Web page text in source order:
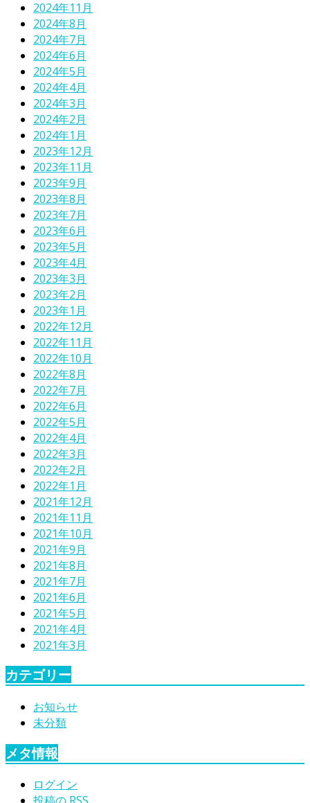
2024年11月
2024年8月
2024年7月
2024年6月
2024年5月
2024年4月
2024年3月
2024年2月
2024年1月
2023年12月
2023年11月
2023年9月
2023年8月
2023年7月
2023年6月
2023年5月
2023年4月
2023年3月
2023年2月
2023年1月
2022年12月
2022年11月
2022年10月
2022年8月
2022年7月
2022年6月
2022年5月
2022年4月
2022年3月
2022年2月
2022年1月
2021年12月
2021年11月
2021年10月
2021年9月
2021年8月
2021年7月
2021年6月
2021年5月
2021年4月
2021年3月
カテゴリー
お知らせ
未分類
メタ情報
ログイン